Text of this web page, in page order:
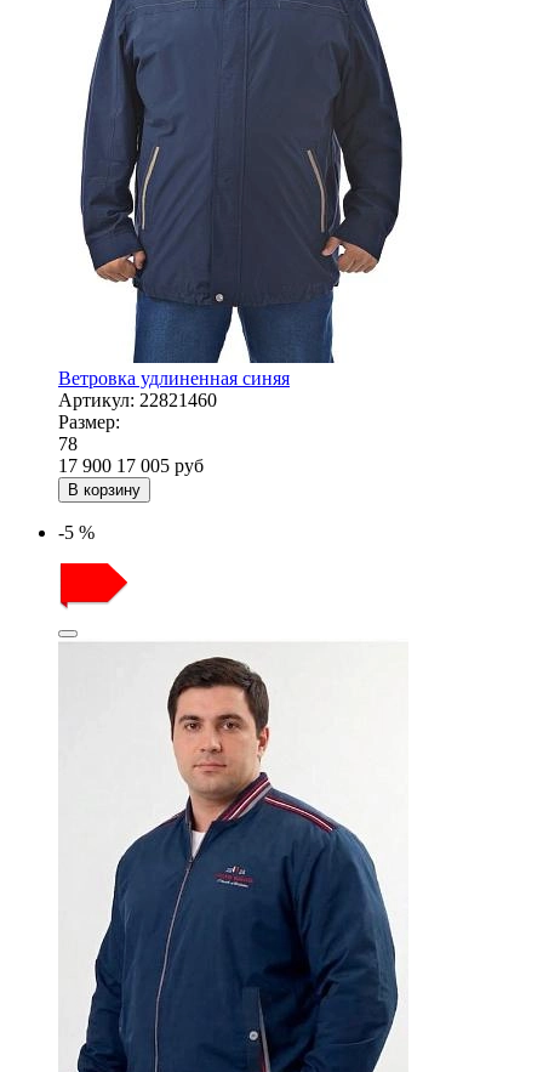
Ветровка удлиненная синяя
Артикул: 22821460
Размер:
78
17 900 17 005 руб
В корзину
-5 %